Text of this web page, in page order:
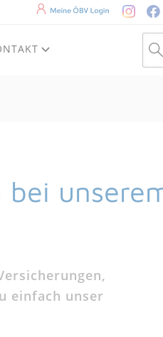
Mein ÖBV
einfach unser